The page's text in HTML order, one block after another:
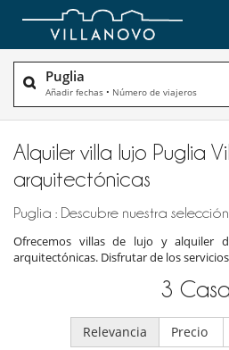
Puglia
Añadir fechas • Número de viajeros
Alquiler villa lujo Puglia
arquitectónicas
Puglia : Descubre nuestra
Ofrecemos villas de lujo y alquiler
arquitectónicas. Disfrutar de los
3
Relevancia Precio